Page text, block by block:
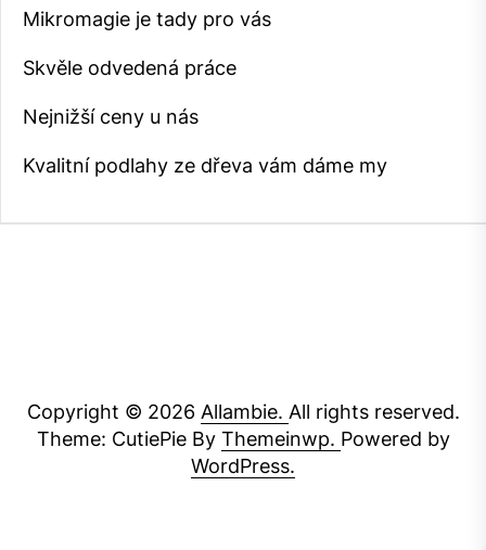
Mikromagie je tady pro vás
Skvěle odvedená práce
Nejnižší ceny u nás
Kvalitní podlahy ze dřeva vám dáme my
Copyright © 2026 Allambie. All rights reserved.
Theme: CutiePie By Themeinwp. Powered by
WordPress.